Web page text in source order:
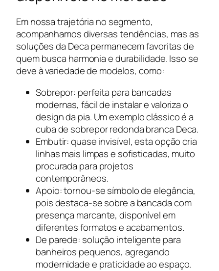
Em nossa trajetória no segmento,
acompanhamos diversas tendências, mas as
soluções da Deca permanecem favoritas de
quem busca harmonia e durabilidade. Isso se
deve à variedade de modelos, como:
Sobrepor: perfeita para bancadas
modernas, fácil de instalar e valoriza o
design da pia. Um exemplo clássico é a
cuba de sobrepor redonda branca Deca.
Embutir: quase invisível, esta opção cria
linhas mais limpas e sofisticadas, muito
procurada para projetos
contemporâneos.
Apoio: tornou-se símbolo de elegância,
pois destaca-se sobre a bancada com
presença marcante, disponível em
diferentes formatos e acabamentos.
De parede: solução inteligente para
banheiros pequenos, agregando
modernidade e praticidade ao espaço.